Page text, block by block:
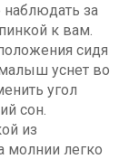
за
к вам.
сидя
уснет во
угол
сон.
из
молнии легко